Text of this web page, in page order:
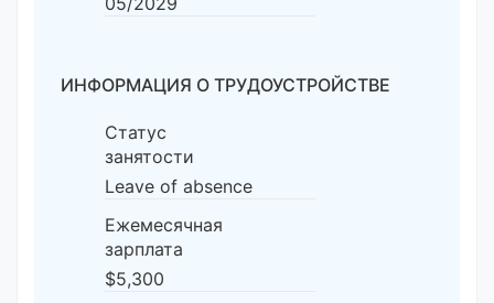
ИНФОРМАЦИЯ О ТРУДОУСТРОЙСТВЕ
Статус
занятости
Leave of absence
Ежемесячная
зарплата
$5,300